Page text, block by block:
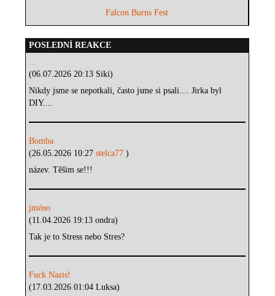
Falcon Burns Fest
POSLEDNÍ REAKCE
...
(06.07.2026 20:13 Siki)
Nikdy jsme se nepotkali, často jsme si psali.... Jirka byl
DIY....
Bomba
(26.05.2026 10:27stelca77)
název. Těšim se!!!
jméno
(11.04.2026 19:13 ondra)
Tak je to Stress nebo Stres?
Fuck Nazis!
(17.03.2026 01:04 Luksa)